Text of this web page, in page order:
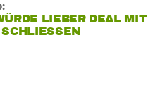
LIEBER DEAL MIT